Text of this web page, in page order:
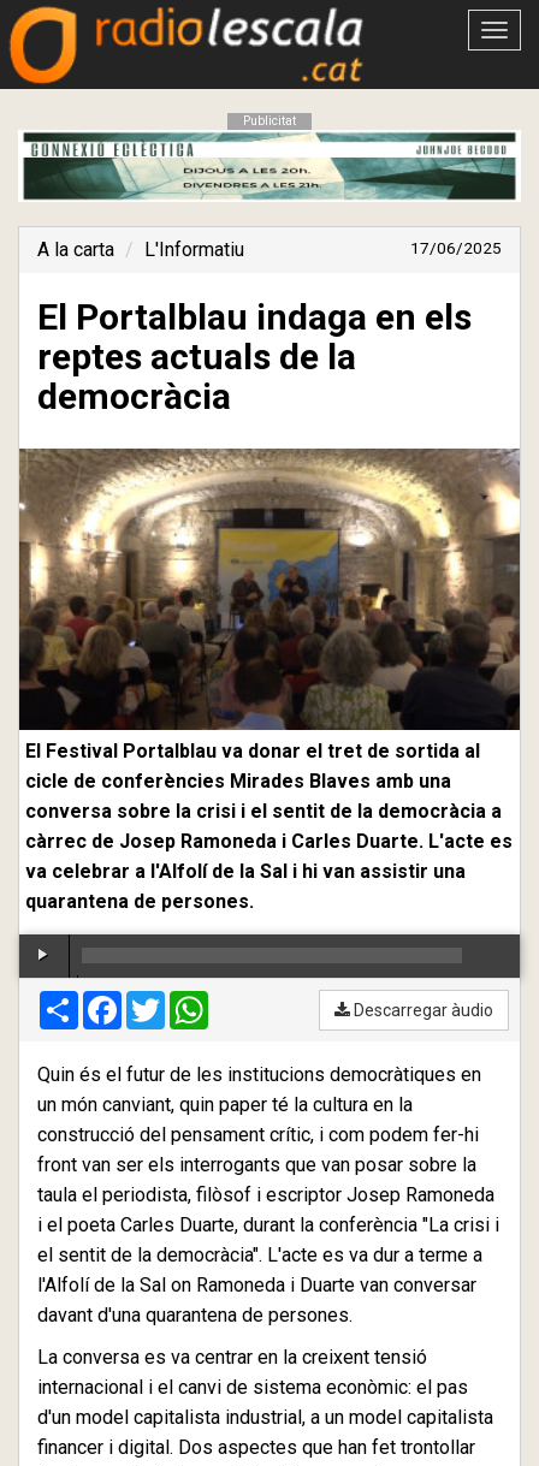
Obrir
Publicitat
A la carta L'Informatiu 17/06/2025
El Portalblau indaga en els
reptes actuals de la
democràcia
El Festival Portalblau va donar el tret de sortida al
cicle de conferències Mirades Blaves amb una
conversa sobre la crisi i el sentit de la democràcia a
càrrec de Josep Ramoneda i Carles Duarte. L'acte es
va celebrar a l'Alfolí de la Sal i hi van assistir una
quarantena de persones.
00:00/ 00:00
CompartirFacebook
Twitter Descarregar àudio
Quin és el futur de les institucions democràtiques en
un món canviant, quin paper té la cultura en la
construcció del pensament crític, i com podem fer-hi
front van ser els interrogants que van posar sobre la
taula el periodista, filòsof i escriptor Josep Ramoneda
i el poeta Carles Duarte, durant la conferència "La crisi i
el sentit de la democràcia". L'acte es va dur a terme a
l'Alfolí de la Sal on Ramoneda i Duarte van conversar
davant d'una quarantena de persones.
La conversa es va centrar en la creixent tensió
internacional i el canvi de sistema econòmic: el pas
d'un model capitalista industrial, a un model capitalista
financer i digital. Dos aspectes que han fet trontollar